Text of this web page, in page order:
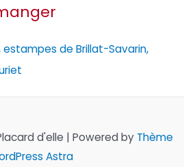
estampes de Brillat-Savarin,
d'elle | Powered by Thème
Astra